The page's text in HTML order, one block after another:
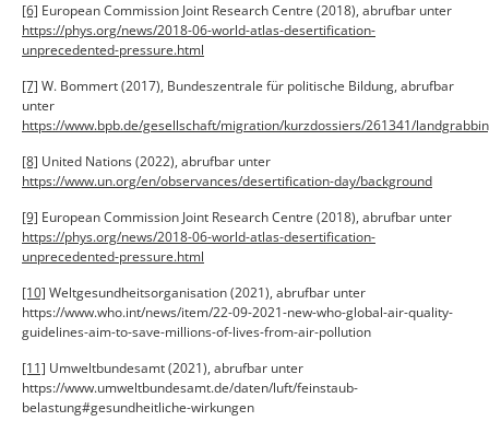
[6] European Commission Joint Research Centre (2018), abrufbar unter
https://phys.org/news/2018-06-world-atlas-desertification-
unprecedented-pressure.html
[7] W. Bommert (2017), Bundeszentrale für politische Bildung, abrufbar
unter
https://www.bpb.de/gesellschaft/migration/kurzdossiers/261341/
[8] United Nations (2022), abrufbar unter
https://www.un.org/en/observances/desertification-day/background
[9] European Commission Joint Research Centre (2018), abrufbar unter
https://phys.org/news/2018-06-world-atlas-desertification-
unprecedented-pressure.html
[10] Weltgesundheitsorganisation (2021), abrufbar unter
https://www.who.int/news/item/22-09-2021-new-who-global-air-quality-
guidelines-aim-to-save-millions-of-lives-from-air-pollution
[11] Umweltbundesamt (2021), abrufbar unter
https://www.umweltbundesamt.de/daten/luft/feinstaub-
belastung#gesundheitliche-wirkungen